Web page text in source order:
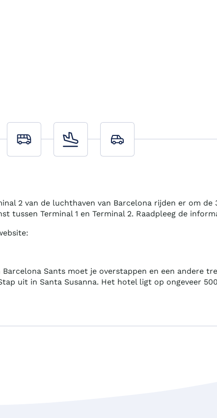
2 van de luchthaven van Barcelona rijden er om
tussen Terminal 1 en Terminal 2. Raadpleeg de
Sants moet je overstappen en een andere
uit in Santa Susanna. Het hotel ligt op ongeveer